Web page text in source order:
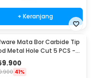
+ Keranjang
Mata Bor Carbide Tip
Metal Hole Cut 5 PCS -
PIT-20P
41%